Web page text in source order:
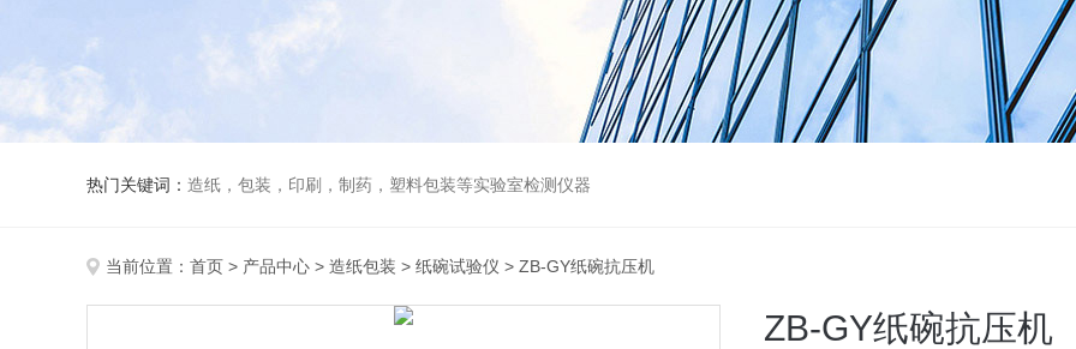
热门关键词： 造纸，包装，印刷，制药，塑料包装等实验室检测仪器
当前位置： 首页 > 产品中心 > 造纸包装 > 纸碗试验仪 > ZB-GY纸碗抗压机
ZB-GY纸碗抗压机